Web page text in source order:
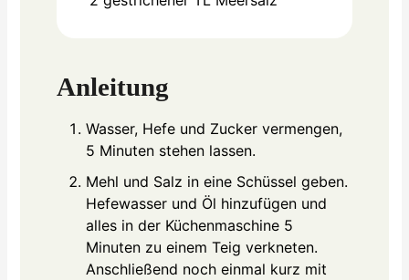
Anleitung
Wasser, Hefe und Zucker vermengen,
5 Minuten stehen lassen.
Mehl und Salz in eine Schüssel geben.
Hefewasser und Öl hinzufügen und
alles in der Küchenmaschine 5
Minuten zu einem Teig verkneten.
Anschließend noch einmal kurz mit